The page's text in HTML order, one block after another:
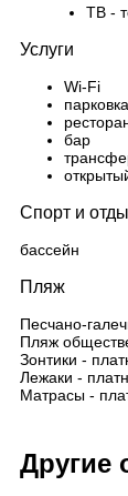
ТВ -
Услуги
Wi-Fi
парковка
бар
Спорт и
бассейн
Пляж
Песчано-
Пляж
Зонтики -
Лежаки -
Матрасы -
Другие